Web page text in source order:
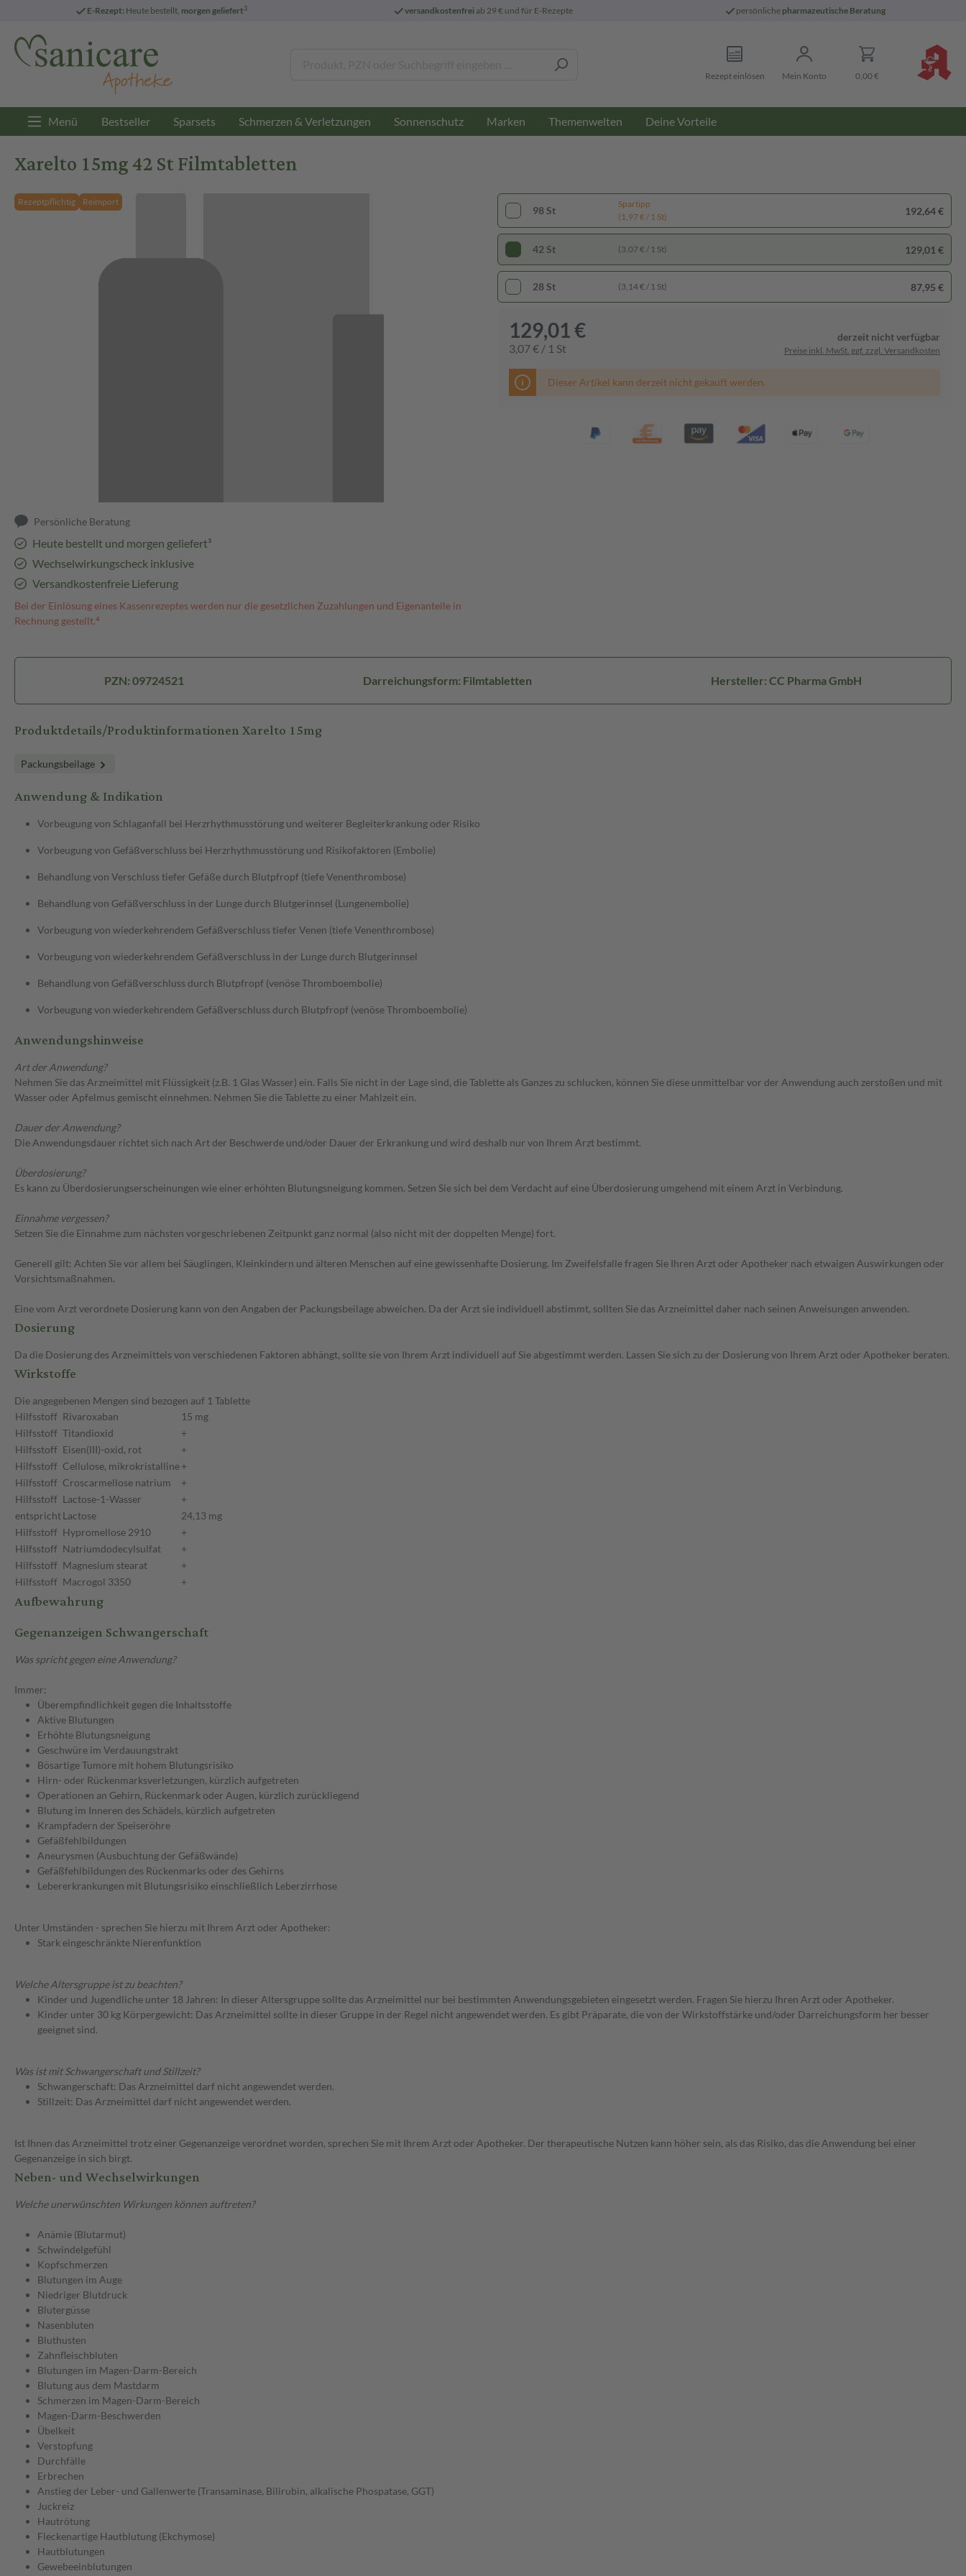
E-Rezept: Heute bestellt, morgen geliefert3 versandkostenfreiab 29 € und für E-Rezepte persönliche pharmazeutische Beratung
Rezept einlösen Mein Konto 0,00 €
Menü Bestseller Sparsets Schmerzen & Verletzungen Sonnenschutz Marken Themenwelten Deine Vorteile
Xarelto 15mg 42 St Filmtabletten
Rezeptpflichtig Reimport
Persönliche Beratung
Heute bestellt und morgen geliefert³
Wechselwirkungscheck inklusive
Versandkostenfreie Lieferung
Bei der Einlösung eines Kassenrezeptes werden nur die gesetzlichen Zuzahlungen und Eigenanteile in
Rechnung gestellt.⁴
98 St
Spartipp
(1,97 € / 1 St)
192,64 €
42 St (3,07 € / 1 St) 129,01 €
28 St (3,14 € / 1 St) 87,95 €
129,01 €
3,07 € / 1 St
derzeit nicht verfügbar
Preise inkl. MwSt. ggf. zzgl. Versandkosten
Dieser Artikel kann derzeit nicht gekauft werden.
PZN: 09724521 Darreichungsform: Filmtabletten Hersteller: CC Pharma GmbH
Produktdetails/Produktinformationen Xarelto 15mg
Packungsbeilage
Anwendung & Indikation
Vorbeugung von Schlaganfall bei Herzrhythmusstörung und weiterer Begleiterkrankung oder Risiko
Vorbeugung von Gefäßverschluss bei Herzrhythmusstörung und Risikofaktoren (Embolie)
Behandlung von Verschluss tiefer Gefäße durch Blutpfropf (tiefe Venenthrombose)
Behandlung von Gefäßverschluss in der Lunge durch Blutgerinnsel (Lungenembolie)
Vorbeugung von wiederkehrendem Gefäßverschluss tiefer Venen (tiefe Venenthrombose)
Vorbeugung von wiederkehrendem Gefäßverschluss in der Lunge durch Blutgerinnsel
Behandlung von Gefäßverschluss durch Blutpfropf (venöse Thromboembolie)
Vorbeugung von wiederkehrendem Gefäßverschluss durch Blutpfropf (venöse Thromboembolie)
Anwendungshinweise
Art der Anwendung?
Nehmen Sie das Arzneimittel mit Flüssigkeit (z.B. 1 Glas Wasser) ein. Falls Sie nicht in der Lage sind, die Tablette als Ganzes zu schlucken, können Sie diese unmittelbar vor der Anwendung auch zerstoßen und mit
Wasser oder Apfelmus gemischt einnehmen. Nehmen Sie die Tablette zu einer Mahlzeit ein.
Dauer der Anwendung?
Die Anwendungsdauer richtet sich nach Art der Beschwerde und/oder Dauer der Erkrankung und wird deshalb nur von Ihrem Arzt bestimmt.
Überdosierung?
Es kann zu Überdosierungserscheinungen wie einer erhöhten Blutungsneigung kommen. Setzen Sie sich bei dem Verdacht auf eine Überdosierung umgehend mit einem Arzt in Verbindung.
Einnahme vergessen?
Setzen Sie die Einnahme zum nächsten vorgeschriebenen Zeitpunkt ganz normal (also nicht mit der doppelten Menge) fort.
Generell gilt: Achten Sie vor allem bei Säuglingen, Kleinkindern und älteren Menschen auf eine gewissenhafte Dosierung. Im Zweifelsfalle fragen Sie Ihren Arzt oder Apotheker nach etwaigen Auswirkungen oder
Vorsichtsmaßnahmen.
Eine vom Arzt verordnete Dosierung kann von den Angaben der Packungsbeilage abweichen. Da der Arzt sie individuell abstimmt, sollten Sie das Arzneimittel daher nach seinen Anweisungen anwenden.
Dosierung
Da die Dosierung des Arzneimittels von verschiedenen Faktoren abhängt, sollte sie von Ihrem Arzt individuell auf Sie abgestimmt werden. Lassen Sie sich zu der Dosierung von Ihrem Arzt oder Apotheker beraten.
Wirkstoffe
Die angegebenen Mengen sind bezogen auf 1 Tablette
Hilfsstoff Rivaroxaban
15 mg
Hilfsstoff Titandioxid
+
Hilfsstoff Eisen(III)-oxid, rot
+
Hilfsstoff Cellulose, mikrokristalline+
Hilfsstoff Croscarmellose natrium
+
Hilfsstoff Lactose-1-Wasser
+
entsprichtLactose
24,13 mg
Hilfsstoff Hypromellose 2910
+
Hilfsstoff Natriumdodecylsulfat
+
Hilfsstoff Magnesium stearat
+
Hilfsstoff Macrogol 3350 +
Aufbewahrung
Gegenanzeigen Schwangerschaft
Was spricht gegen eine Anwendung?
Immer:
Überempfindlichkeit gegen die Inhaltsstoffe
Aktive Blutungen
Erhöhte Blutungsneigung
Geschwüre im Verdauungstrakt
Bösartige Tumore mit hohem Blutungsrisiko
Hirn- oder Rückenmarksverletzungen, kürzlich aufgetreten
Operationen an Gehirn, Rückenmark oder Augen, kürzlich zurückliegend
Blutung im Inneren des Schädels, kürzlich aufgetreten
Krampfadern der Speiseröhre
Gefäßfehlbildungen
Aneurysmen (Ausbuchtung der Gefäßwände)
Gefäßfehlbildungen des Rückenmarks oder des Gehirns
Lebererkrankungen mit Blutungsrisiko einschließlich Leberzirrhose
Unter Umständen - sprechen Sie hierzu mit Ihrem Arzt oder Apotheker:
Stark eingeschränkte Nierenfunktion
Welche Altersgruppe ist zu beachten?
Kinder und Jugendliche unter 18 Jahren: In dieser Altersgruppe sollte das Arzneimittel nur bei bestimmten Anwendungsgebieten eingesetzt werden. Fragen Sie hierzu Ihren Arzt oder Apotheker.
Kinder unter 30 kg Körpergewicht: Das Arzneimittel sollte in dieser Gruppe in der Regel nicht angewendet werden. Es gibt Präparate, die von der Wirkstoffstärke und/oder Darreichungsform her besser
geeignet sind.
Was ist mit Schwangerschaft und Stillzeit?
Schwangerschaft: Das Arzneimittel darf nicht angewendet werden.
Stillzeit: Das Arzneimittel darf nicht angewendet werden.
Ist Ihnen das Arzneimittel trotz einer Gegenanzeige verordnet worden, sprechen Sie mit Ihrem Arzt oder Apotheker. Der therapeutische Nutzen kann höher sein, als das Risiko, das die Anwendung bei einer
Gegenanzeige in sich birgt.
Neben- und Wechselwirkungen
Welche unerwünschten Wirkungen können auftreten?
Anämie (Blutarmut)
Schwindelgefühl
Kopfschmerzen
Blutungen im Auge
Niedriger Blutdruck
Blutergüsse
Nasenbluten
Bluthusten
Zahnfleischbluten
Blutungen im Magen-Darm-Bereich
Blutung aus dem Mastdarm
Schmerzen im Magen-Darm-Bereich
Magen-Darm-Beschwerden
Übelkeit
Verstopfung
Durchfälle
Erbrechen
Anstieg der Leber- und Gallenwerte (Transaminase, Bilirubin, alkalische Phospatase, GGT)
Juckreiz
Hautrötung
Fleckenartige Hautblutung (Ekchymose)
Hautblutungen
Gewebeeinblutungen